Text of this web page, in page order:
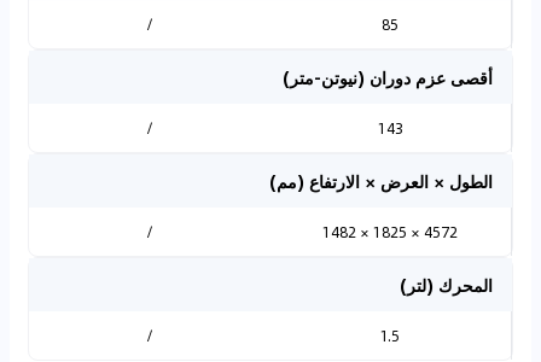
85
/
أقصى عزم دوران (نيوتن-متر)
143
/
الطول × العرض × الارتفاع (مم)
4572 × 1825 × 1482
/
المحرك (لتر)
1.5
/